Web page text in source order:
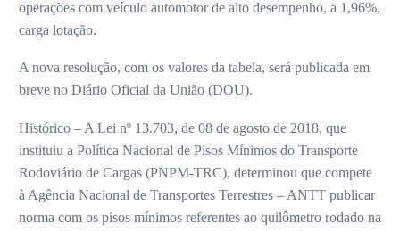
operações com veículo automotor de alto desempenho, a 1,96%,
carga lotação.
A nova resolução, com os valores da tabela, será publicada em
breve no Diário Oficial da União (DOU).
Histórico – A Lei nº 13.703, de 08 de agosto de 2018, que
instituiu a Política Nacional de Pisos Mínimos do Transporte
Rodoviário de Cargas (PNPM-TRC), determinou que compete
à Agência Nacional de Transportes Terrestres – ANTT publicar
norma com os pisos mínimos referentes ao quilômetro rodado na